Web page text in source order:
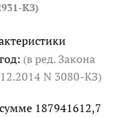
КЗ)
(в ред. Закона
N 3080-КЗ)
187941612,7